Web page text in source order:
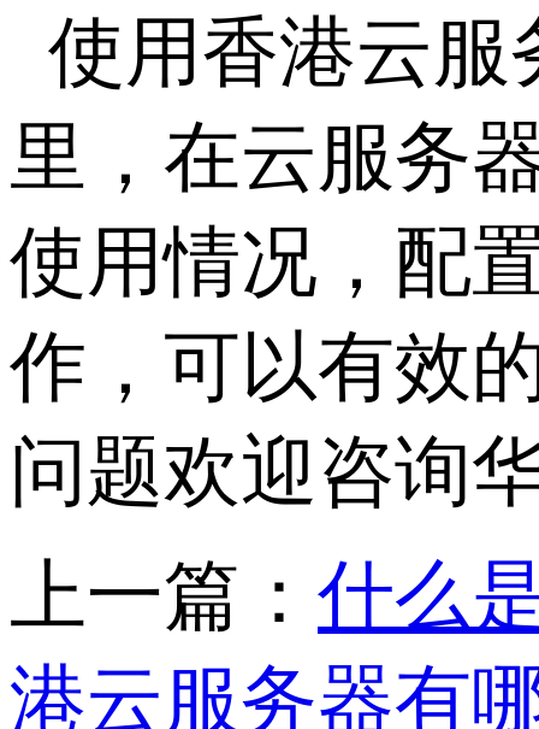
使用香港云服
里，在云服务
使用情况，配
作，可以有效
问题欢迎咨询
上一篇： 什么
港云服务器有